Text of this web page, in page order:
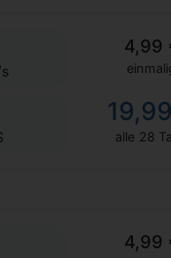
4,99
alle 28
4,99